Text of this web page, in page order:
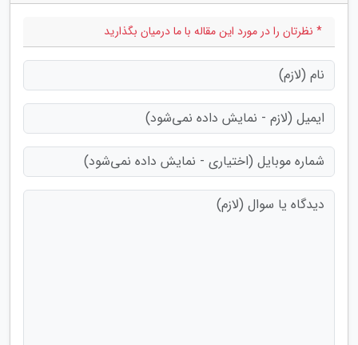
* نظرتان را در مورد این مقاله با ما درمیان بگذارید